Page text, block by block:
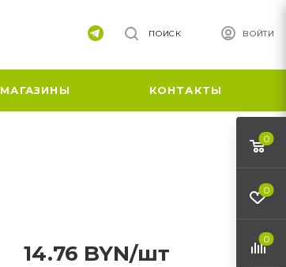
ВОЙТИ
ПОИСК
МАГАЗИНЫ КОНТАКТЫ
14.76 BYN/шт
0
0
0